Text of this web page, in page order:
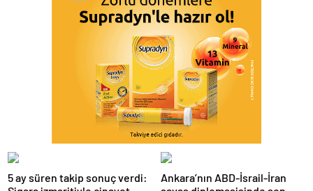
5 ay süren takip sonuç verdi:
Ankara’nın ABD-İsrail-İran